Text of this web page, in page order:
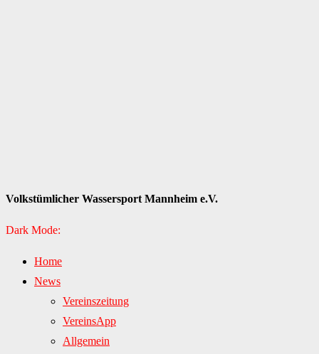
Volkstümlicher Wassersport Mannheim e.V.
Dark Mode:
Home
News
Vereinszeitung
VereinsApp
Allgemein